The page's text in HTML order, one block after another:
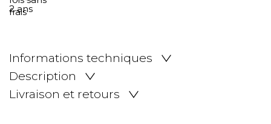
Informations techniques
Description
Livraison et retours